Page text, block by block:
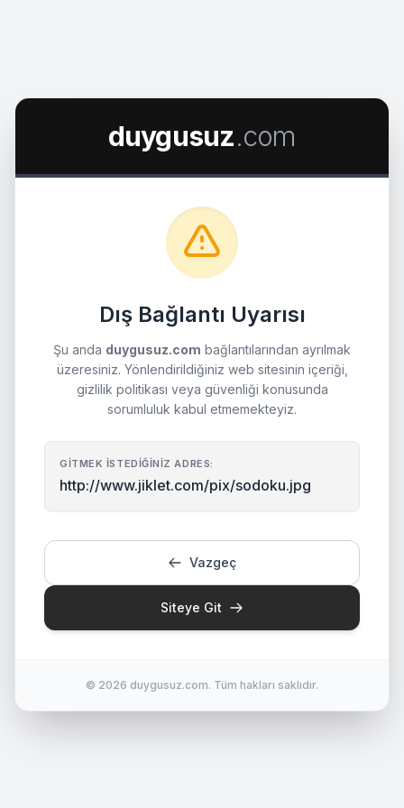
duygusuz.com
Dış Bağlantı Uyarısı
Şu anda duygusuz.com bağlantılarından ayrılmak
üzeresiniz. Yönlendirildiğiniz web sitesinin içeriği,
gizlilik politikası veya güvenliği konusunda
sorumluluk kabul etmemekteyiz.
GITMEK İSTEDIĞINIZ ADRES:
http://www.jiklet.com/pix/sodoku.jpg
Vazgeç
Siteye Git
© 2026 duygusuz.com. Tüm hakları saklıdır.